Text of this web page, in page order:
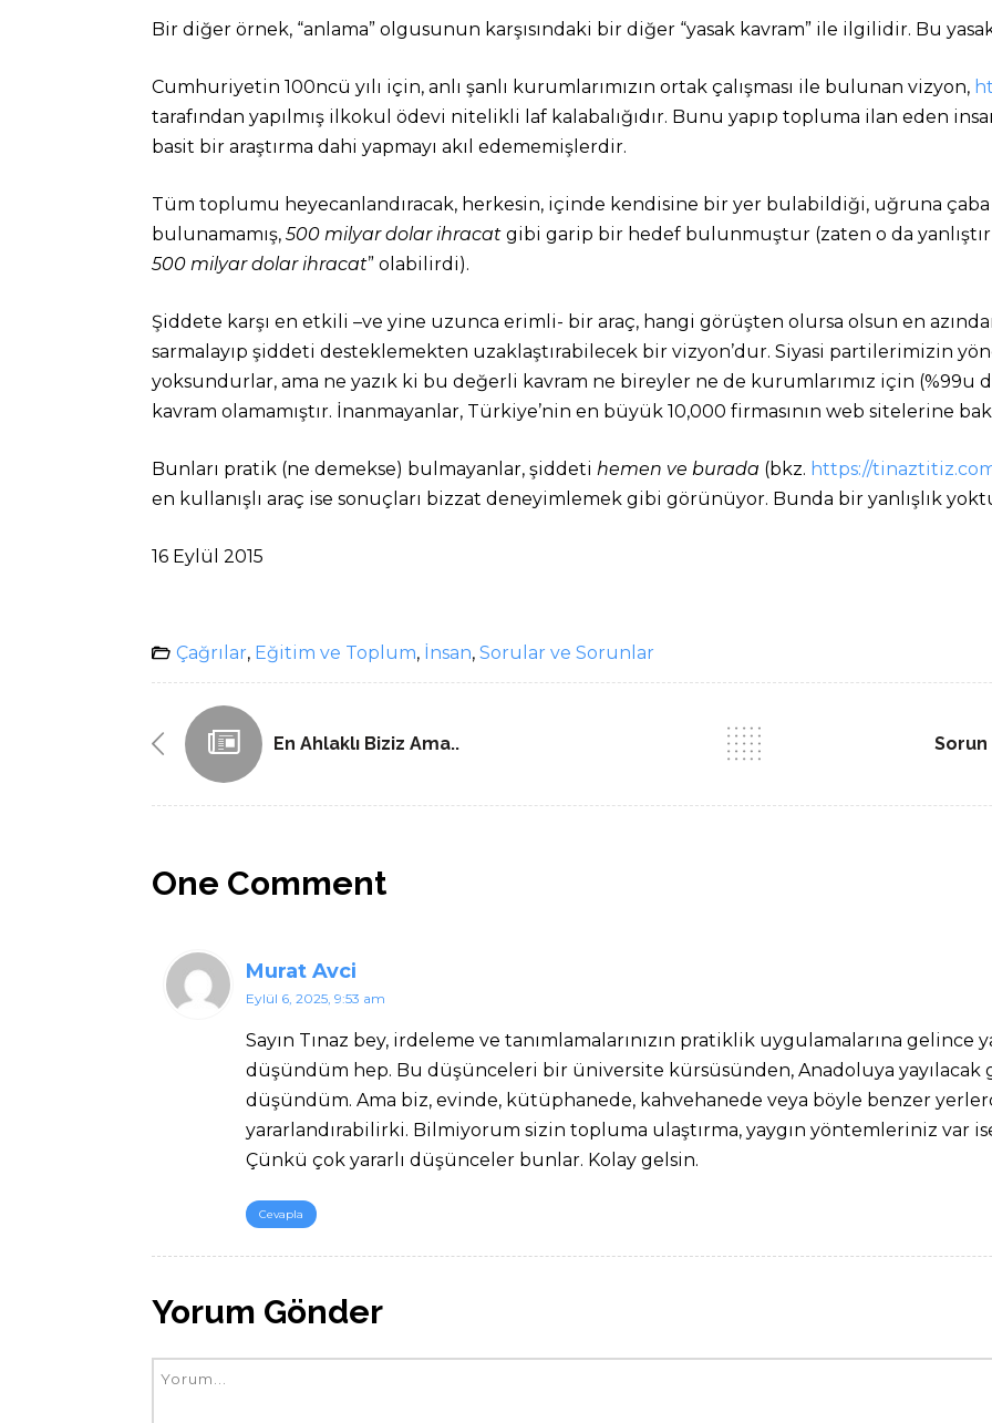
Bir diğer örnek, “anlama” olgusunun karşısındaki bir diğer “yasak kavram” ile ilgilidir. Bu
Cumhuriyetin 100ncü yılı için, anlı şanlı kurumlarımızın ortak çalışması ile bulunan vizyon,
tarafından yapılmış ilkokul ödevi nitelikli laf kalabalığıdır. Bunu yapıp topluma ilan eden
basit bir araştırma dahi yapmayı akıl edememişlerdir.
Tüm toplumu heyecanlandıracak, herkesin, içinde kendisine bir yer bulabildiği, uğruna
bulunamamış, 500 milyar dolar ihracat gibi garip bir hedef bulunmuştur (zaten o da yanlıştır
500 milyar dolar ihracat” olabilirdi).
Şiddete karşı en etkili –ve yine uzunca erimli- bir araç, hangi görüşten olursa olsun en
sarmalayıp şiddeti desteklemekten uzaklaştırabilecek bir vizyon’dur. Siyasi partilerimizin
yoksundurlar, ama ne yazık ki bu değerli kavram ne bireyler ne de kurumlarımız için (%99u
kavram olamamıştır. İnanmayanlar, Türkiye’nin en büyük 10,000 firmasının web sitelerine
Bunları pratik (ne demekse) bulmayanlar, şiddeti hemen ve burada (bkz. https://
en kullanışlı araç ise sonuçları bizzat deneyimlemek gibi görünüyor. Bunda bir yanlışlık
16 Eylül 2015
Çağrılar, Eğitim ve Toplum, İnsan, Sorular ve Sorunlar
En Ahlaklı Biziz Ama.. Sorun
One Comment
Murat Avci
Eylül 6, 2025, 9:53 am
Sayın Tınaz bey, irdeleme ve tanımlamalarınızın pratiklik uygulamalarına gelince
düşündüm hep. Bu düşünceleri bir üniversite kürsüsünden, Anadoluya yayılacak
düşündüm. Ama biz, evinde, kütüphanede, kahvehanede veya böyle benzer
yararlandırabilirki. Bilmiyorum sizin topluma ulaştırma, yaygın yöntemleriniz var
Çünkü çok yararlı düşünceler bunlar. Kolay gelsin.
Cevapla
Yorum Gönder